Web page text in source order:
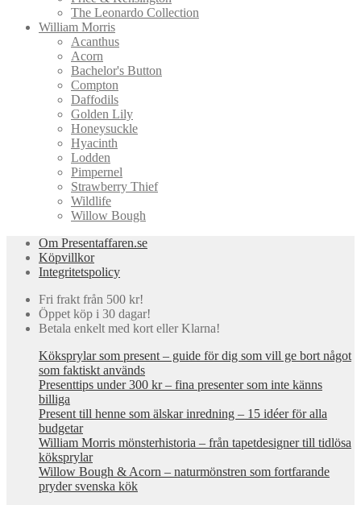
The Leonardo Collection
William Morris
Acanthus
Acorn
Bachelor's Button
Compton
Daffodils
Golden Lily
Honeysuckle
Hyacinth
Lodden
Pimpernel
Strawberry Thief
Wildlife
Willow Bough
Om Presentaffaren.se
Köpvillkor
Integritetspolicy
Fri frakt från 500 kr!
Öppet köp i 30 dagar!
Betala enkelt med kort eller Klarna!
Köksprylar som present – guide för dig som vill ge bort något
som faktiskt används
Presenttips under 300 kr – fina presenter som inte känns
billiga
Present till henne som älskar inredning – 15 idéer för alla
budgetar
William Morris mönsterhistoria – från tapetdesigner till tidlösa
köksprylar
Willow Bough & Acorn – naturmönstren som fortfarande
pryder svenska kök